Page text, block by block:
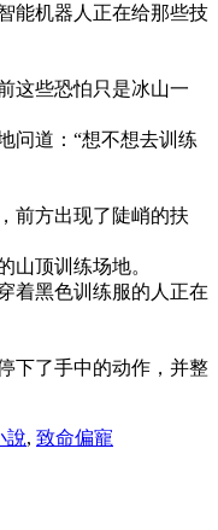
能机器人正在给那些技
这些恐怕只是冰山一
问道：“想不想去训练
前方出现了陡峭的扶
山顶训练场地。
着黑色训练服的人正在
下了手中的动作，并整
說, 致命偏寵